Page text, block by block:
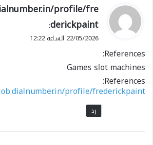
ي
ق
و
ل
profile/fre
derickpaint
:
22/05/2026 الساعة 12:22
References:
Games slot machines
References:
profile/frederickpaint
رد